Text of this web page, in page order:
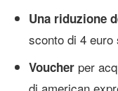
Una riduzione
sconto di 4
Voucher per